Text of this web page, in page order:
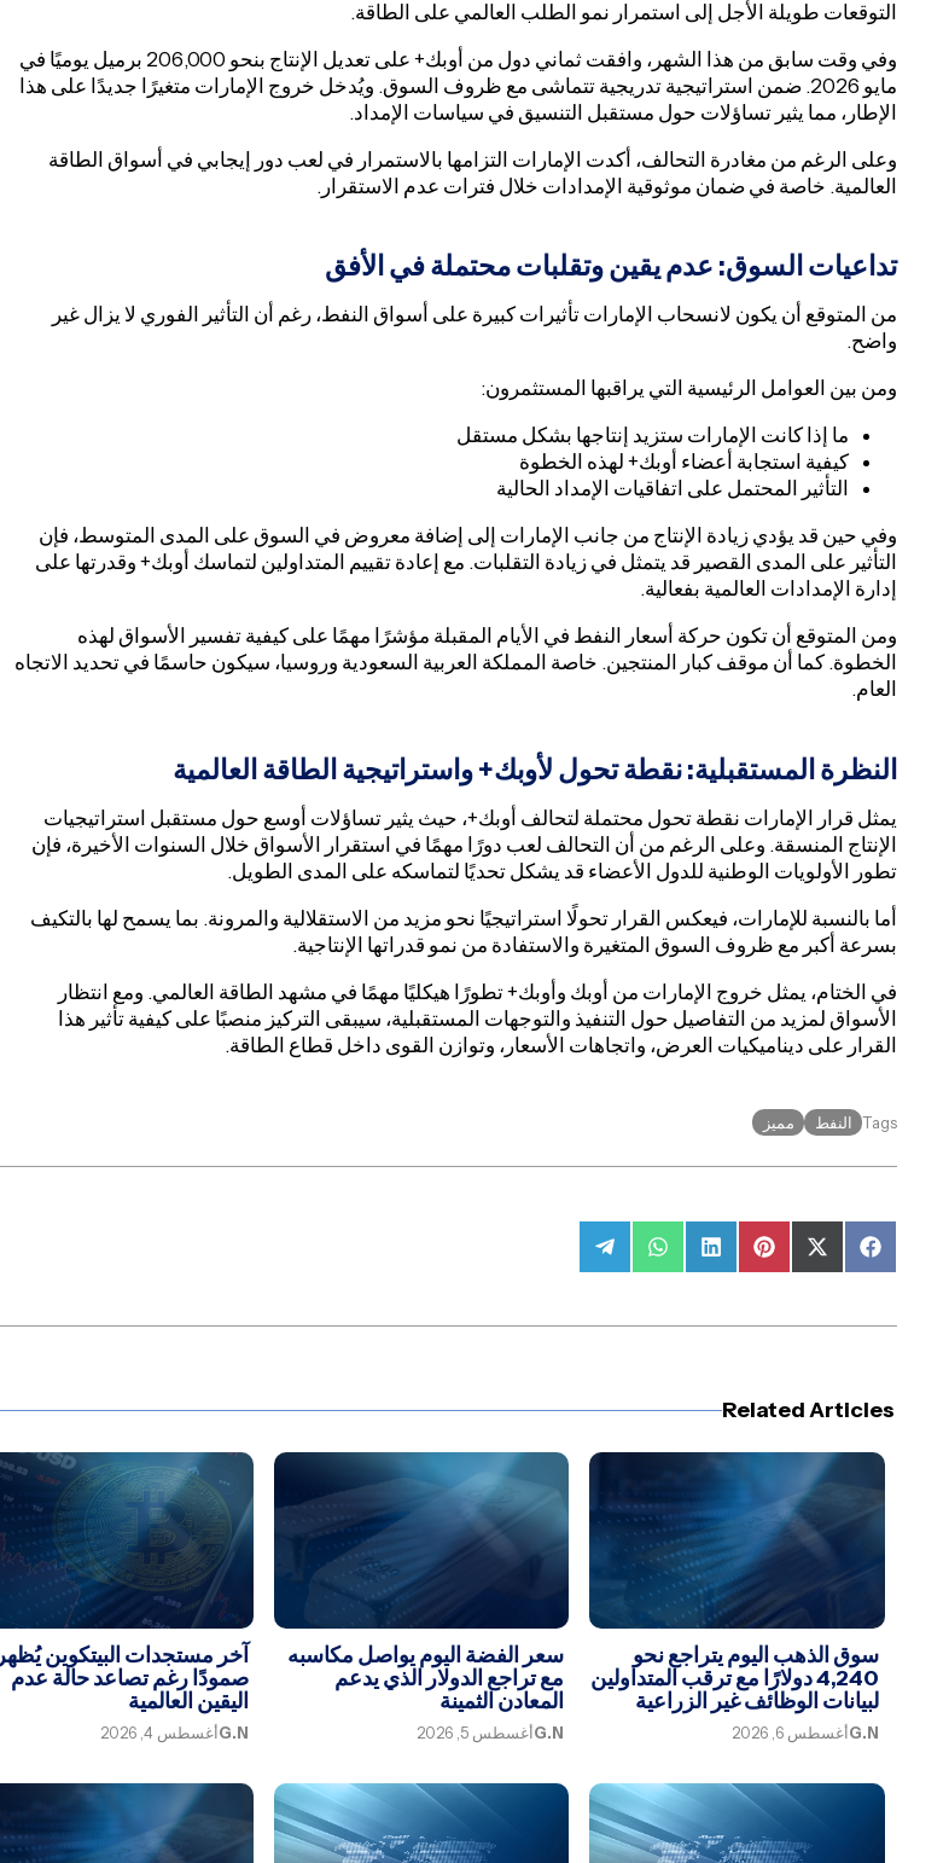
التوقعات طويلة الأجل إلى استمرار نمو الطلب العالمي على الطاقة.
وفي وقت سابق من هذا الشهر، وافقت ثماني دول من أوبك+ على تعديل الإنتاج بنحو 206,000 برميل يوميًا في
مايو 2026. ضمن استراتيجية تدريجية تتماشى مع ظروف السوق. ويُدخل خروج الإمارات متغيرًا جديدًا على هذا
الإطار، مما يثير تساؤلات حول مستقبل التنسيق في سياسات الإمداد.
وعلى الرغم من مغادرة التحالف، أكدت الإمارات التزامها بالاستمرار في لعب دور إيجابي في أسواق الطاقة
العالمية. خاصة في ضمان موثوقية الإمدادات خلال فترات عدم الاستقرار.
تداعيات السوق: عدم يقين وتقلبات محتملة في الأفق
من المتوقع أن يكون لانسحاب الإمارات تأثيرات كبيرة على أسواق النفط، رغم أن التأثير الفوري لا يزال غير
واضح.
ومن بين العوامل الرئيسية التي يراقبها المستثمرون:
ما إذا كانت الإمارات ستزيد إنتاجها بشكل مستقل
كيفية استجابة أعضاء أوبك+ لهذه الخطوة
التأثير المحتمل على اتفاقيات الإمداد الحالية
وفي حين قد يؤدي زيادة الإنتاج من جانب الإمارات إلى إضافة معروض في السوق على المدى المتوسط، فإن
التأثير على المدى القصير قد يتمثل في زيادة التقلبات. مع إعادة تقييم المتداولين لتماسك أوبك+ وقدرتها على
إدارة الإمدادات العالمية بفعالية.
ومن المتوقع أن تكون حركة أسعار النفط في الأيام المقبلة مؤشرًا مهمًا على كيفية تفسير الأسواق لهذه
الخطوة. كما أن موقف كبار المنتجين. خاصة المملكة العربية السعودية وروسيا، سيكون حاسمًا في تحديد الاتجاه
العام.
النظرة المستقبلية: نقطة تحول لأوبك+ واستراتيجية الطاقة العالمية
يمثل قرار الإمارات نقطة تحول محتملة لتحالف أوبك+، حيث يثير تساؤلات أوسع حول مستقبل استراتيجيات
الإنتاج المنسقة. وعلى الرغم من أن التحالف لعب دورًا مهمًا في استقرار الأسواق خلال السنوات الأخيرة، فإن
تطور الأولويات الوطنية للدول الأعضاء قد يشكل تحديًا لتماسكه على المدى الطويل.
أما بالنسبة للإمارات، فيعكس القرار تحولًا استراتيجيًا نحو مزيد من الاستقلالية والمرونة. بما يسمح لها بالتكيف
بسرعة أكبر مع ظروف السوق المتغيرة والاستفادة من نمو قدراتها الإنتاجية.
في الختام، يمثل خروج الإمارات من أوبك وأوبك+ تطورًا هيكليًا مهمًا في مشهد الطاقة العالمي. ومع انتظار
الأسواق لمزيد من التفاصيل حول التنفيذ والتوجهات المستقبلية، سيبقى التركيز منصبًا على كيفية تأثير هذا
القرار على ديناميكيات العرض، واتجاهات الأسعار، وتوازن القوى داخل قطاع الطاقة.
Tags النفط مميز
Share
on
Share
on
Share
on
Share
on
Share
on
Share
on
Related Articles
سوق الذهب اليوم يتراجع نحو
4,240 دولارًا مع ترقب المتداولين
لبيانات الوظائف غير الزراعية
G.Nأغسطس 6, 2026
سعر الفضة اليوم يواصل مكاسبه
مع تراجع الدولار الذي يدعم
المعادن الثمينة
G.Nأغسطس 5, 2026
آخر مستجدات البيتكوين يُظهر
صمودًا رغم تصاعد حالة عدم
اليقين العالمية
G.Nأغسطس 4, 2026